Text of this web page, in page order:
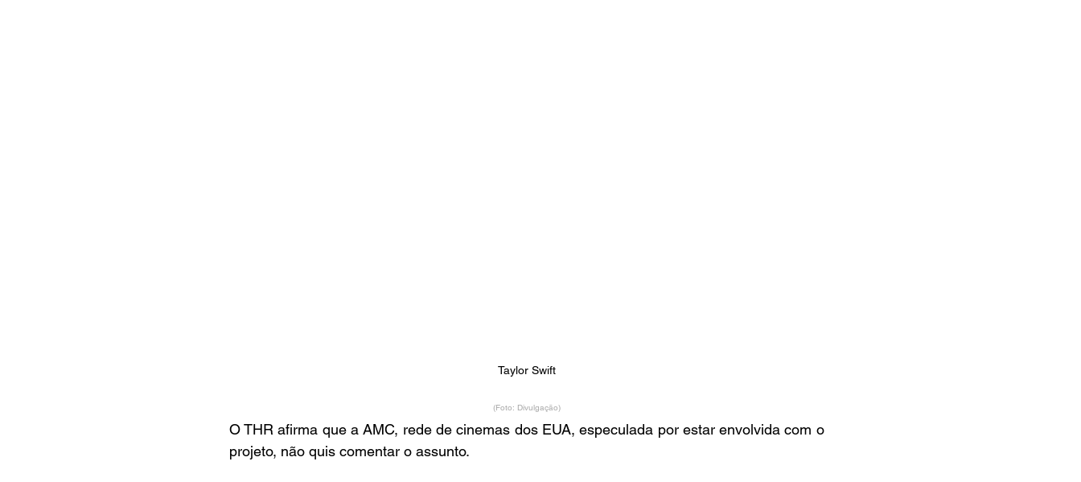
Taylor Swift
(Foto: Divulgação)
O THR afirma que a AMC, rede de cinemas dos EUA, especulada por estar envolvida com o
projeto, não quis comentar o assunto.